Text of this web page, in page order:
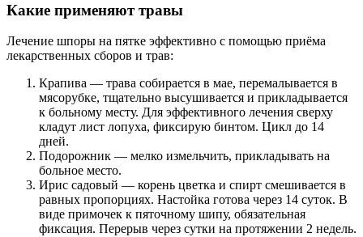
Какие применяют травы
Лечение шпоры на пятке эффективно с помощью приёма
лекарственных сборов и трав:
Крапива — трава собирается в мае, перемалывается в
мясорубке, тщательно высушивается и прикладывается
к больному месту. Для эффективного лечения сверху
кладут лист лопуха, фиксирую бинтом. Цикл до 14
дней.
Подорожник — мелко измельчить, прикладывать на
больное место.
Ирис садовый — корень цветка и спирт смешивается в
равных пропорциях. Настойка готова через 14 суток. В
виде примочек к пяточному шипу, обязательная
фиксация. Перерыв через сутки на протяжении 2 недель.